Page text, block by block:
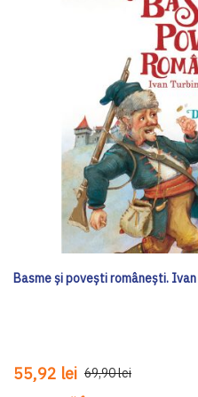
Basme și povești românești.
55,92 lei 69,90 lei